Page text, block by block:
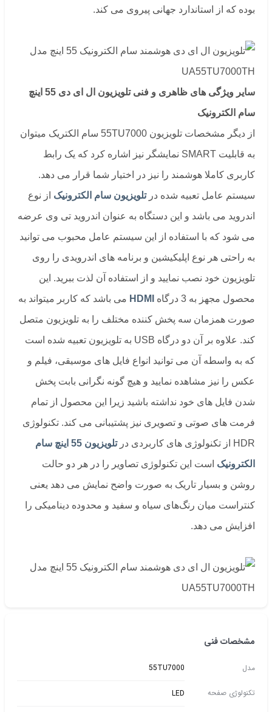
بوده که از استاندارد جهانی پیروی می کند.
سایر ویژگی های ظاهری و فنی تلویزیون ال ای دی 55 اینچ
سام الکترونیک
از دیگر مشخصات تلویزیون 55TU7000 سام الکتریک میتوان
به قابلیت SMART نمایشگر نیز اشاره کرد که یک رابط
کاربری کاملا هوشمند را نیز در اختیار شما قرار می دهد.
سیستم عامل تعبیه شده درتلویزیون سام الکترونیک از نوع
اندروید می باشد و این دستگاه به عنوان اندروید تی وی عرضه
می شود که با استفاده از این سیستم عامل محبوب می توانید
به راحتی هر نوع اپلیکیشین و برنامه های اندرویدی را روی
تلویزیون خود نصب نمایید و از استفاده آن لذت ببرید. این
محصول مجهز به 3 درگاه
HDMI می باشد که کاربر میتواند به
صورت همزمان سه پخش کننده مختلف را به تلویزیون متصل
کند. علاوه بر آن دو درگاه USB به تلویزیون تعبیه شده است
که به واسطه آن می توانید انواع فایل های موسیقی، فیلم و
عکس را نیز مشاهده نمایید و هیچ گونه نگرانی بابت پخش
شدن فایل های خود نداشته باشید زیرا این محصول از تمام
فرمت های صوتی و تصویری نیز پشتیبانی می کند. تکنولوژی
HDR از تکنولوژی های کاربردی در
تلویزیون 55 اینچ سام
الکترونیک است این تکنولوژی تصاویر را در هر دو حالت
روشن و بسیار تاریک به صورت واضح نمایش می دهد یعنی
کنتراست میان رنگ‌های سیاه و سفید و محدوده دینامیکی را
افزایش می‌ دهد.
مشخصات فنی
مدل 55TU7000
تکنولوژی صفحه LED